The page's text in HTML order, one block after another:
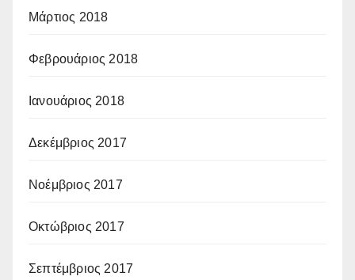
Μάρτιος 2018
Φεβρουάριος 2018
Ιανουάριος 2018
Δεκέμβριος 2017
Νοέμβριος 2017
Οκτώβριος 2017
Σεπτέμβριος 2017